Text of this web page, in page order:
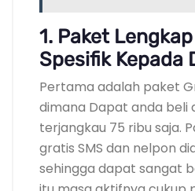
1. Paket
Spesifik Kepada
Pertama adalah paket
dimana Dapat anda beli
terjangkau 75 ribu saja.
gratis SMS dan nelpon
sehingga dapat sangat